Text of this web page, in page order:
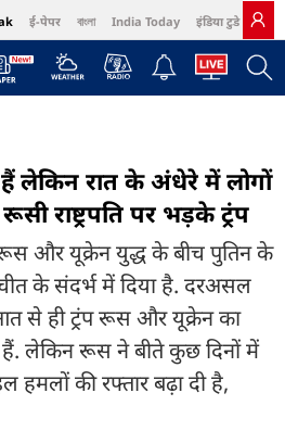
ई-पेपर বাংলা India Today इंडिया टुडे हिंदी
Harper's Bazaar Northeast
लेकिन रात के अंधेरे में लोगों
राष्ट्रपति पर भड़के ट्रंप
रूस और यूक्रेन युद्ध के बीच पुतिन के
के संदर्भ में दिया है. दरअसल
से ही ट्रंप रूस और यूक्रेन का
हैं. लेकिन रूस ने बीते कुछ दिनों में
हमलों की रफ्तार बढ़ा दी है,